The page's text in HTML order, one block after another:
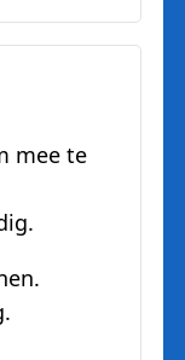
mee te